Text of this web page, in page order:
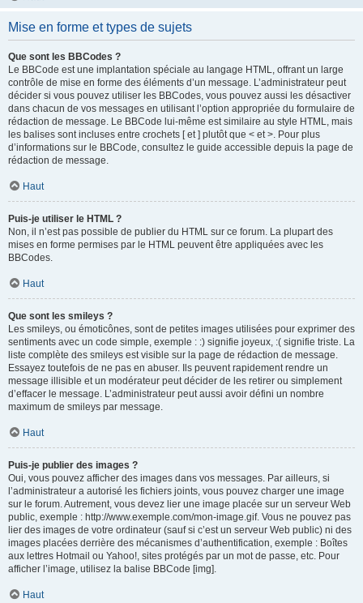
Mise en forme et types de sujets
Que sont les BBCodes ?
Le BBCode est une implantation spéciale au langage HTML, offrant un large
contrôle de mise en forme des éléments d’un message. L’administrateur peut
décider si vous pouvez utiliser les BBCodes, vous pouvez aussi les désactiver
dans chacun de vos messages en utilisant l’option appropriée du formulaire de
rédaction de message. Le BBCode lui-même est similaire au style HTML, mais
les balises sont incluses entre crochets [ et ] plutôt que < et >. Pour plus
d’informations sur le BBCode, consultez le guide accessible depuis la page de
rédaction de message.
Haut
Puis-je utiliser le HTML ?
Non, il n’est pas possible de publier du HTML sur ce forum. La plupart des
mises en forme permises par le HTML peuvent être appliquées avec les
BBCodes.
Haut
Que sont les smileys ?
Les smileys, ou émoticônes, sont de petites images utilisées pour exprimer des
sentiments avec un code simple, exemple : :) signifie joyeux, :( signifie triste. La
liste complète des smileys est visible sur la page de rédaction de message.
Essayez toutefois de ne pas en abuser. Ils peuvent rapidement rendre un
message illisible et un modérateur peut décider de les retirer ou simplement
d’effacer le message. L’administrateur peut aussi avoir défini un nombre
maximum de smileys par message.
Haut
Puis-je publier des images ?
Oui, vous pouvez afficher des images dans vos messages. Par ailleurs, si
l’administrateur a autorisé les fichiers joints, vous pouvez charger une image
sur le forum. Autrement, vous devez lier une image placée sur un serveur Web
public, exemple : http://www.exemple.com/mon-image.gif. Vous ne pouvez pas
lier des images de votre ordinateur (sauf si c’est un serveur Web public) ni des
images placées derrière des mécanismes d’authentification, exemple : Boîtes
aux lettres Hotmail ou Yahoo!, sites protégés par un mot de passe, etc. Pour
afficher l’image, utilisez la balise BBCode [img].
Haut